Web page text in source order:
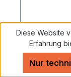
rot
Diese Website
Erfahrung
Nur